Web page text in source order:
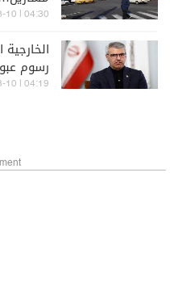
04:30 | 2026-08-10
رسوم
04:19 | 2026-08-10